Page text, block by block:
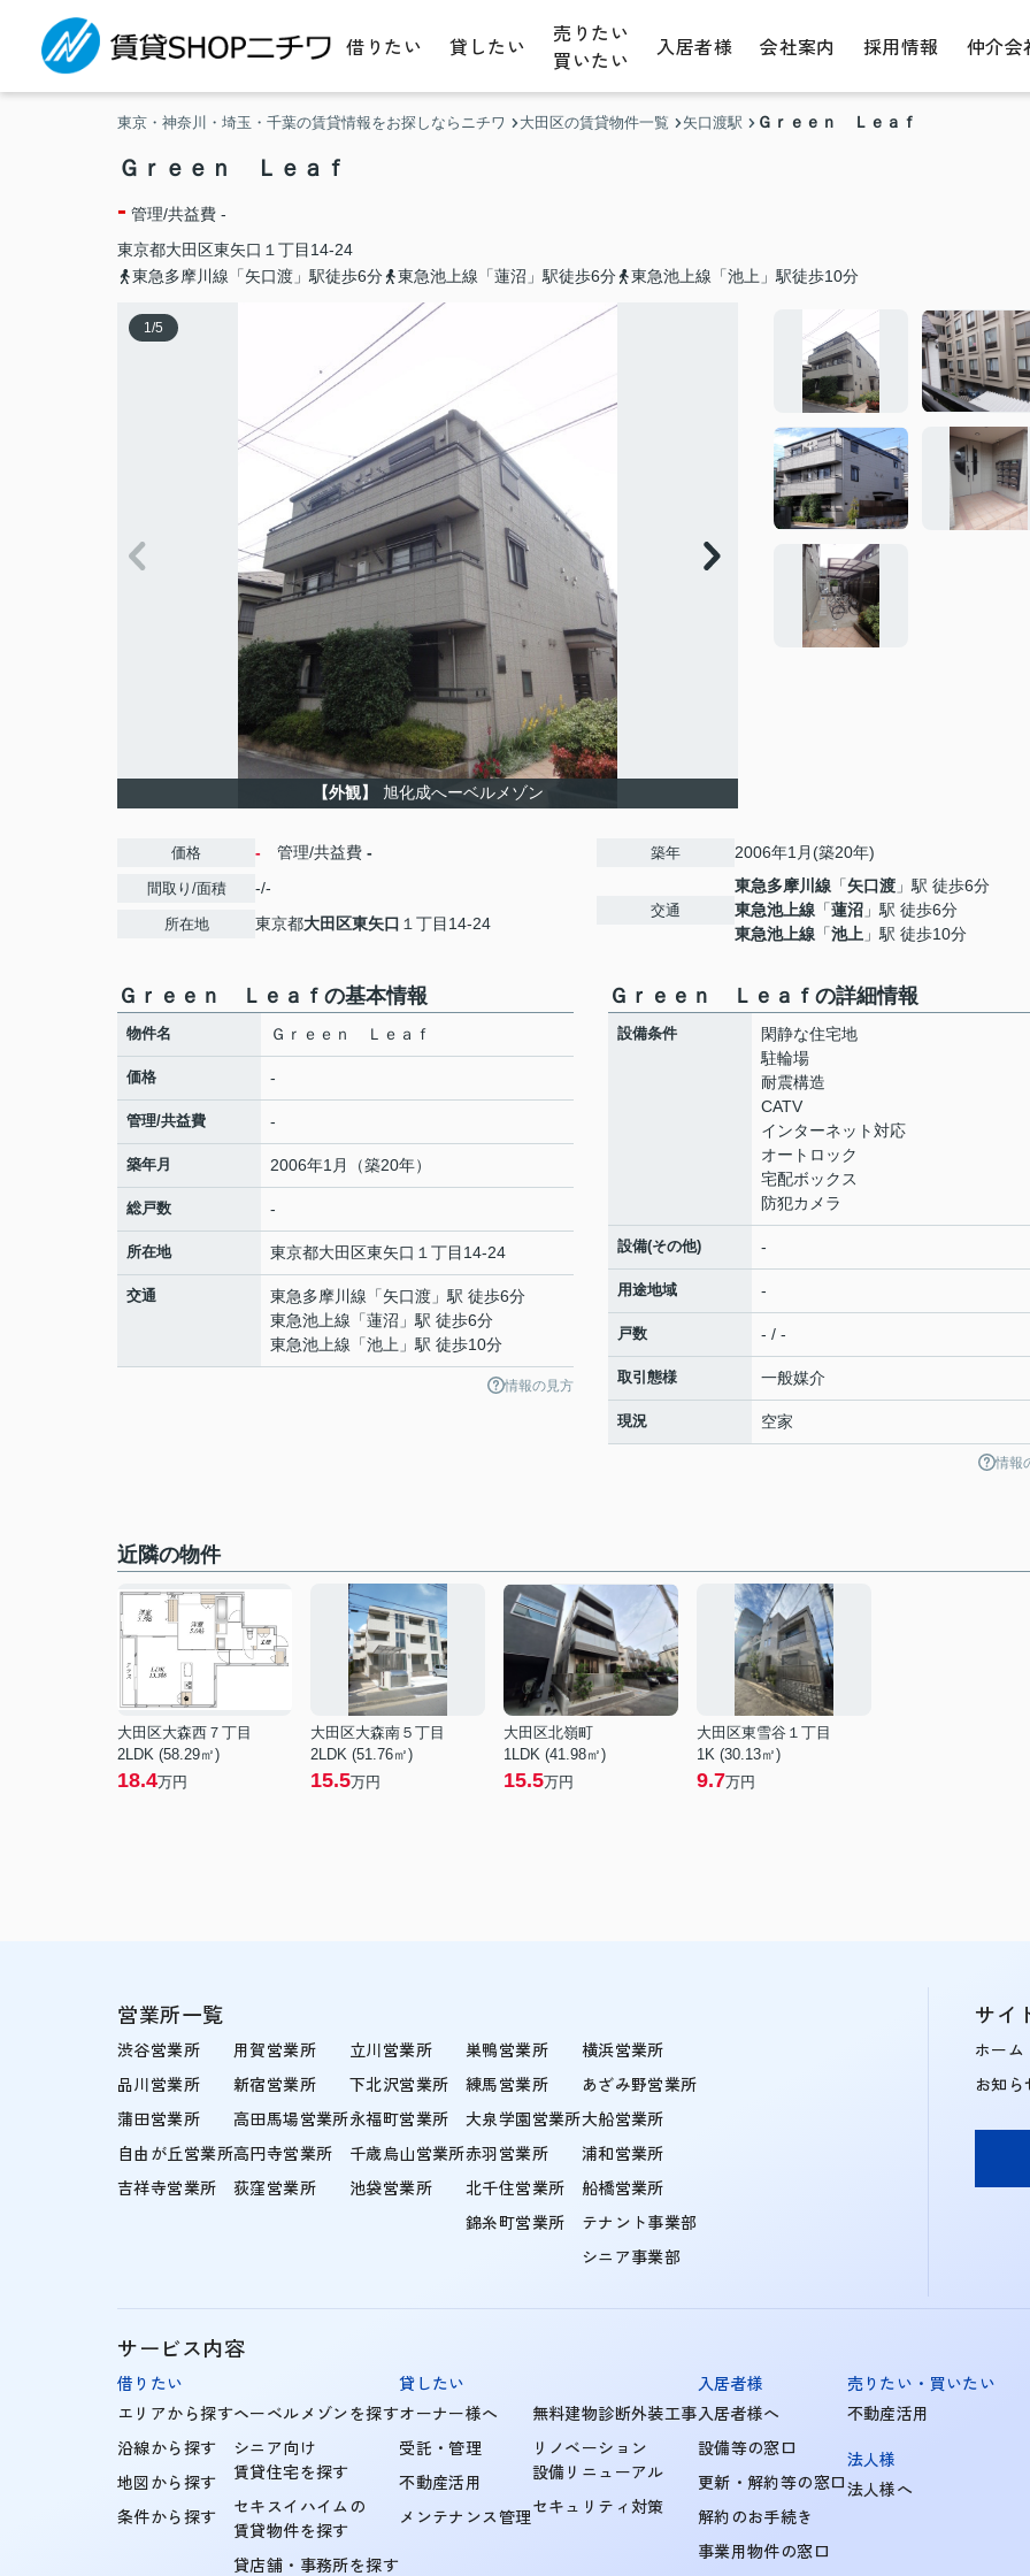
借りたい 貸したい
売りたい
買いたい
入居者様 会社案内 採用情報 仲介会
東京・神奈川・埼玉・千葉の賃貸情報をお探しならニチワ 大田区の賃貸物件一覧 矢口渡駅 Ｇｒｅｅｎ Ｌｅａｆ
Ｇｒｅｅｎ Ｌｅａｆ
- 管理/共益費 -
東京都大田区東矢口 １丁目14-24
東急多摩川線「矢口渡」駅徒歩6分
東急池上線「蓮沼」駅徒歩6分 東急池上線「池上」駅徒歩10分
1/5
【外観】 旭化成へーベルメゾン
価格 - 管理/共益費 -
間取り/面積 -/-
所在地 東京都大田区東矢口 １丁目14-24
築年 2006年1月(築20年)
交通
東急多摩川線 「矢口渡 」駅 徒歩6分
東急池上線 「蓮沼 」駅 徒歩6分
東急池上線 「池上 」駅 徒歩10分
Ｇｒｅｅｎ Ｌｅａｆの基本情報
物件名 Ｇｒｅｅｎ Ｌｅａｆ
価格 -
管理/共益費 -
築年月 2006年1月（築20年）
総戸数 -
所在地 東京都大田区東矢口 １丁目14-24
交通 東急多摩川線 「矢口渡 」駅 徒歩6分
東急池上線 「蓮沼 」駅 徒歩6分
東急池上線 「池上 」駅 徒歩10分
情報の見方
Ｇｒｅｅｎ Ｌｅａｆの詳細情報
設備条件
閑静な住宅地
駐輪場
耐震構造
CATV
インターネット対応
オートロック
宅配ボックス
防犯カメラ
設備(その他) -
用途地域 -
戸数 - / -
取引態様 一般媒介
現況 空家
情報
近隣の物件
大田区大森西７丁目
2LDK (58.29㎡)
18.4万円
大田区大森南５丁目
2LDK (51.76㎡)
15.5万円
大田区北嶺町
1LDK (41.98㎡)
15.5万円
大田区東雪谷１丁目
1K (30.13㎡)
9.7万円
営業所一覧
渋谷営業所
品川営業所
蒲田営業所
自由が丘営業所
吉祥寺営業所
用賀営業所
新宿営業所
高田馬場営業所
高円寺営業所
荻窪営業所
立川営業所
下北沢営業所
永福町営業所
千歳烏山営業所
池袋営業所
巣鴨営業所
練馬営業所
大泉学園営業所
赤羽営業所
北千住営業所
錦糸町営業所
横浜営業所
あざみ野営業所
大船営業所
浦和営業所
船橋営業所
テナント事業部
シニア事業部
サイ
ホーム
お知ら
サービス内容
借りたい
エリアから探す
沿線から探す
地図から探す
条件から探す
ヘーベルメゾンを探す
シニア向け
賃貸住宅を探す
セキスイハイムの
賃貸物件を探す
貸店舗・事務所を探す
貸したい
オーナー様へ
受託・管理
不動産活用
メンテナンス管理
無料建物診断外装工事
リノベーション
設備リニューアル
セキュリティ対策
入居者様
入居者様へ
設備等の窓口
更新・解約等の窓口
解約のお手続き
事業用物件の窓口
売りたい・買いたい
不動産活用
法人様
法人様へ